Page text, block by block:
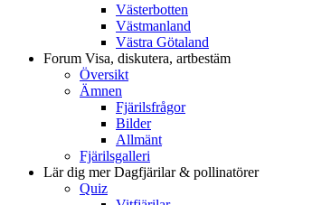
Västerbotten
Västmanland
Västra Götaland
Forum Visa, diskutera, artbestäm
Översikt
Ämnen
Fjärilsfrågor
Bilder
Allmänt
Fjärilsgalleri
Lär dig merDagfjärilar & pollinatörer
Quiz